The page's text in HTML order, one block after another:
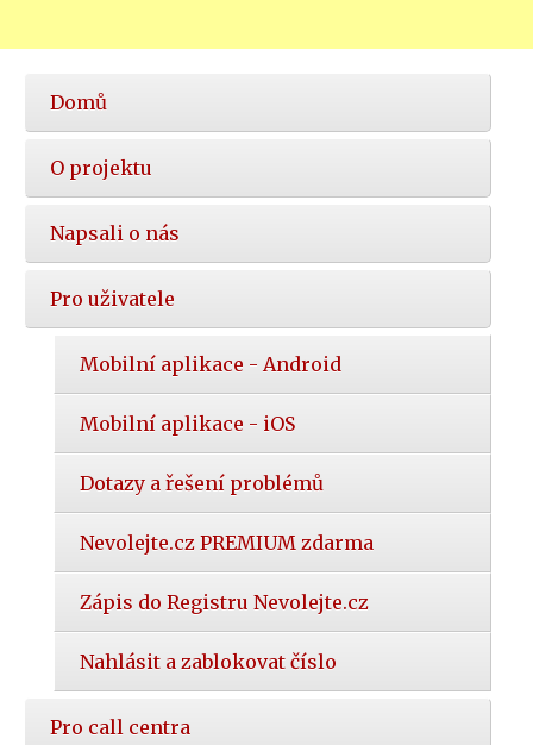
Hlavní
nabídka
Domů
O projektu
Napsali o nás
Pro uživatele
Mobilní aplikace - Android
Mobilní aplikace - iOS
Dotazy a řešení problémů
Nevolejte.cz PREMIUM zdarma
Zápis do Registru Nevolejte.cz
Nahlásit a zablokovat číslo
Pro call centra